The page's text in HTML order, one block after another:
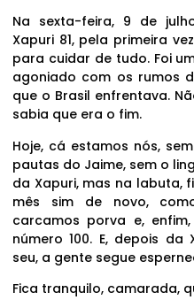
Na sexta-feira, 9 de
Xapuri 81, pela primeira
para cuidar de tudo. Foi
agoniado com os rumos
que o Brasil enfrentava.
sabia que era o fim.
Hoje, cá estamos nós,
pautas do Jaime, sem o
da Xapuri, mas na labuta,
mês sim de novo,
carcamos porva e,
número 100. E, depois da
seu, a gente segue
Fica tranquilo, camarada,